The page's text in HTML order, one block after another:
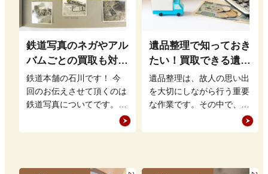
鉄道写真のネガやアル
バムごとの買取も対応
いたします
鉄道本舗の石川です！ 今
回のお伝えさせて頂くのは
鉄道写真についてです。
鉄道写真と言うと軽便鉄道
の工事の様子などから最近
遺品整理で知っておき
たい！買取できる遺品
と高く売るコツ
遺品整理は、故人の思い出
を大切にしながら行う重要
な作業です。その中で、遺
族が買取可能な遺品を見極
め、適切に処分すること